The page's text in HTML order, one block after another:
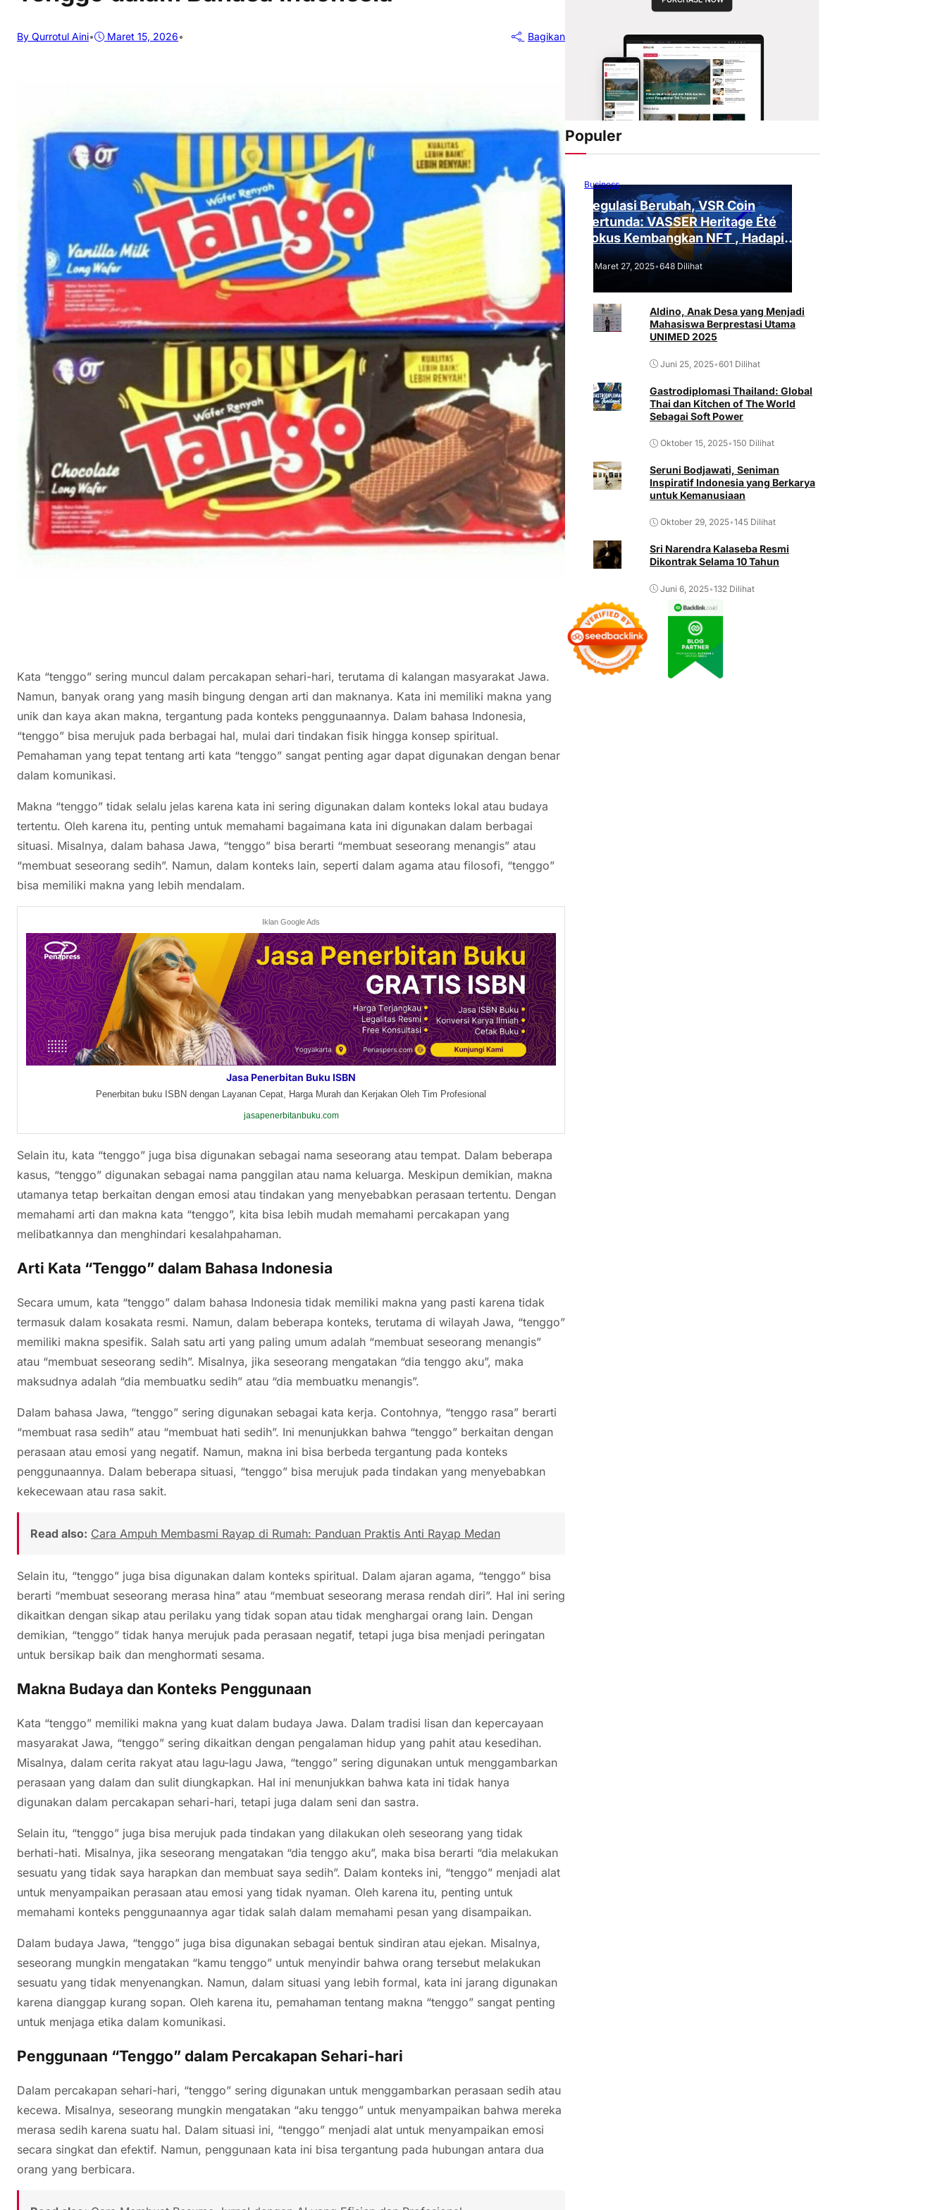
By Qurrotul Aini• Maret 15, 2026• Bagikan
Kata “tenggo” sering muncul dalam percakapan sehari-hari, terutama di kalangan masyarakat Jawa.
Namun, banyak orang yang masih bingung dengan arti dan maknanya. Kata ini memiliki makna yang
unik dan kaya akan makna, tergantung pada konteks penggunaannya. Dalam bahasa Indonesia,
“tenggo” bisa merujuk pada berbagai hal, mulai dari tindakan fisik hingga konsep spiritual.
Pemahaman yang tepat tentang arti kata “tenggo” sangat penting agar dapat digunakan dengan benar
dalam komunikasi.
Makna “tenggo” tidak selalu jelas karena kata ini sering digunakan dalam konteks lokal atau budaya
tertentu. Oleh karena itu, penting untuk memahami bagaimana kata ini digunakan dalam berbagai
situasi. Misalnya, dalam bahasa Jawa, “tenggo” bisa berarti “membuat seseorang menangis” atau
“membuat seseorang sedih”. Namun, dalam konteks lain, seperti dalam agama atau filosofi, “tenggo”
bisa memiliki makna yang lebih mendalam.
Iklan Google Ads
Jasa Penerbitan Buku ISBN
Penerbitan buku ISBN dengan Layanan Cepat, Harga Murah dan Kerjakan Oleh Tim Profesional
jasapenerbitanbuku.com
Selain itu, kata “tenggo” juga bisa digunakan sebagai nama seseorang atau tempat. Dalam beberapa
kasus, “tenggo” digunakan sebagai nama panggilan atau nama keluarga. Meskipun demikian, makna
utamanya tetap berkaitan dengan emosi atau tindakan yang menyebabkan perasaan tertentu. Dengan
memahami arti dan makna kata “tenggo”, kita bisa lebih mudah memahami percakapan yang
melibatkannya dan menghindari kesalahpahaman.
Arti Kata “Tenggo” dalam Bahasa Indonesia
Secara umum, kata “tenggo” dalam bahasa Indonesia tidak memiliki makna yang pasti karena tidak
termasuk dalam kosakata resmi. Namun, dalam beberapa konteks, terutama di wilayah Jawa, “tenggo”
memiliki makna spesifik. Salah satu arti yang paling umum adalah “membuat seseorang menangis”
atau “membuat seseorang sedih”. Misalnya, jika seseorang mengatakan “dia tenggo aku”, maka
maksudnya adalah “dia membuatku sedih” atau “dia membuatku menangis”.
Dalam bahasa Jawa, “tenggo” sering digunakan sebagai kata kerja. Contohnya, “tenggo rasa” berarti
“membuat rasa sedih” atau “membuat hati sedih”. Ini menunjukkan bahwa “tenggo” berkaitan dengan
perasaan atau emosi yang negatif. Namun, makna ini bisa berbeda tergantung pada konteks
penggunaannya. Dalam beberapa situasi, “tenggo” bisa merujuk pada tindakan yang menyebabkan
kekecewaan atau rasa sakit.
Read also: Cara Ampuh Membasmi Rayap di Rumah: Panduan Praktis Anti Rayap Medan
Selain itu, “tenggo” juga bisa digunakan dalam konteks spiritual. Dalam ajaran agama, “tenggo” bisa
berarti “membuat seseorang merasa hina” atau “membuat seseorang merasa rendah diri”. Hal ini sering
dikaitkan dengan sikap atau perilaku yang tidak sopan atau tidak menghargai orang lain. Dengan
demikian, “tenggo” tidak hanya merujuk pada perasaan negatif, tetapi juga bisa menjadi peringatan
untuk bersikap baik dan menghormati sesama.
Makna Budaya dan Konteks Penggunaan
Kata “tenggo” memiliki makna yang kuat dalam budaya Jawa. Dalam tradisi lisan dan kepercayaan
masyarakat Jawa, “tenggo” sering dikaitkan dengan pengalaman hidup yang pahit atau kesedihan.
Misalnya, dalam cerita rakyat atau lagu-lagu Jawa, “tenggo” sering digunakan untuk menggambarkan
perasaan yang dalam dan sulit diungkapkan. Hal ini menunjukkan bahwa kata ini tidak hanya
digunakan dalam percakapan sehari-hari, tetapi juga dalam seni dan sastra.
Selain itu, “tenggo” juga bisa merujuk pada tindakan yang dilakukan oleh seseorang yang tidak
berhati-hati. Misalnya, jika seseorang mengatakan “dia tenggo aku”, maka bisa berarti “dia melakukan
sesuatu yang tidak saya harapkan dan membuat saya sedih”. Dalam konteks ini, “tenggo” menjadi alat
untuk menyampaikan perasaan atau emosi yang tidak nyaman. Oleh karena itu, penting untuk
memahami konteks penggunaannya agar tidak salah dalam memahami pesan yang disampaikan.
Dalam budaya Jawa, “tenggo” juga bisa digunakan sebagai bentuk sindiran atau ejekan. Misalnya,
seseorang mungkin mengatakan “kamu tenggo” untuk menyindir bahwa orang tersebut melakukan
sesuatu yang tidak menyenangkan. Namun, dalam situasi yang lebih formal, kata ini jarang digunakan
karena dianggap kurang sopan. Oleh karena itu, pemahaman tentang makna “tenggo” sangat penting
untuk menjaga etika dalam komunikasi.
Penggunaan “Tenggo” dalam Percakapan Sehari-hari
Dalam percakapan sehari-hari, “tenggo” sering digunakan untuk menggambarkan perasaan sedih atau
kecewa. Misalnya, seseorang mungkin mengatakan “aku tenggo” untuk menyampaikan bahwa mereka
merasa sedih karena suatu hal. Dalam situasi ini, “tenggo” menjadi alat untuk menyampaikan emosi
secara singkat dan efektif. Namun, penggunaan kata ini bisa tergantung pada hubungan antara dua
orang yang berbicara.
Populer
Business
Regulasi Berubah, VSR Coin
Tertunda: VASSER Heritage Été
Fokus Kembangkan NFT , Hadapi
Tantangan Regulasi!
Maret 27, 2025•648 Dilihat
Aldino, Anak Desa yang Menjadi
Mahasiswa Berprestasi Utama
UNIMED 2025
Juni 25, 2025•601 Dilihat
Gastrodiplomasi Thailand: Global
Thai dan Kitchen of The World
Sebagai Soft Power
Oktober 15, 2025•150 Dilihat
Seruni Bodjawati, Seniman
Inspiratif Indonesia yang Berkarya
untuk Kemanusiaan
Oktober 29, 2025•145 Dilihat
Sri Narendra Kalaseba Resmi
Dikontrak Selama 10 Tahun
Juni 6, 2025•132 Dilihat